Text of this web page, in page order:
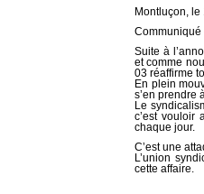
Montluçon,
Communiqué
Suite à
et comme
03 réaffirme
En plein
s’en prendre
Le
c’est vouloir
chaque jour.
C’est une
L’union
cette affaire.